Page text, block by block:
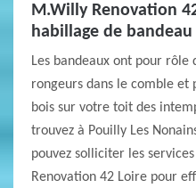
M.Willy Renovation
habillage de
Les bandeaux ont pour rôle
rongeurs dans le comble et
bois sur votre toit des
trouvez à Pouilly Les
pouvez solliciter les
Renovation 42 Loire pour